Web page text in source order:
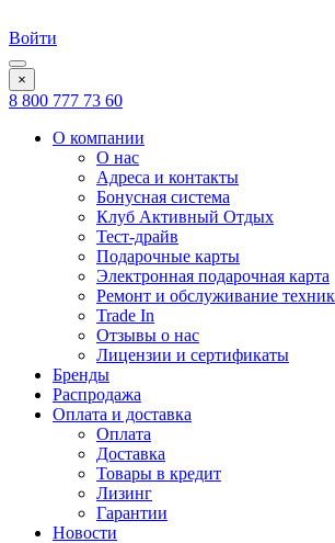
Войти
×
8 800 777 73 60
О компании
О нас
Адреса и контакты
Бонусная система
Клуб Активный Отдых
Тест-драйв
Подарочные карты
Электронная подарочная карта
Ремонт и обслуживание
Trade In
Отзывы о нас
Лицензии и сертификаты
Бренды
Распродажа
Оплата и доставка
Оплата
Доставка
Товары в кредит
Лизинг
Гарантии
Новости